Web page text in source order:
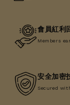
會員紅利
Members
安全加密
Secured